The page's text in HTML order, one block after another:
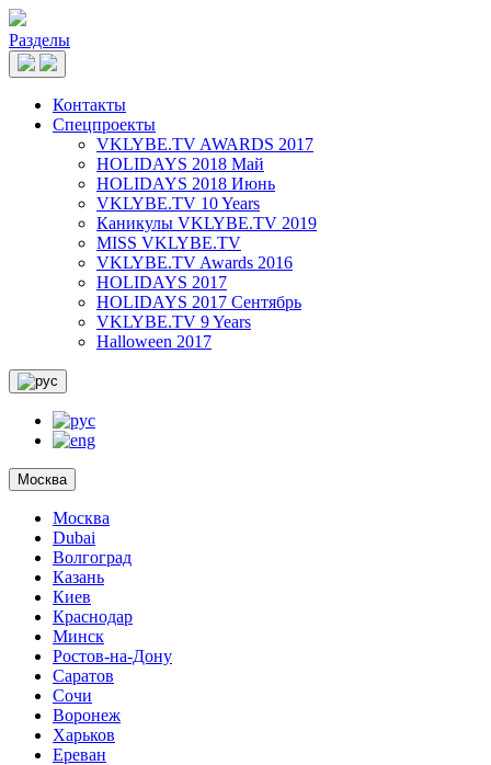
Разделы
Контакты
Спецпроекты
VKLYBE.TV AWARDS 2017
HOLIDAYS 2018 Май
HOLIDAYS 2018 Июнь
VKLYBE.TV 10 Years
Каникулы VKLYBE.TV 2019
MISS VKLYBE.TV
VKLYBE.TV Awards 2016
HOLIDAYS 2017
HOLIDAYS 2017 Сентябрь
VKLYBE.TV 9 Years
Halloween 2017
Москва
Москва
Dubai
Волгоград
Казань
Киев
Краснодар
Минск
Ростов-на-Дону
Саратов
Сочи
Воронеж
Харьков
Ереван